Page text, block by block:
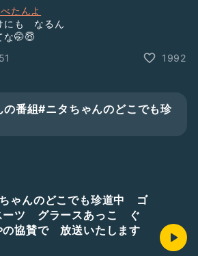
たんよ
にも なるん
な🤭😇
1992
の番組#ニタちゃんのどこでも珍
ゃんのどこでも珍道中 ゴ
ーツ グラースあっこ ぐ
の協賛で 放送いたします